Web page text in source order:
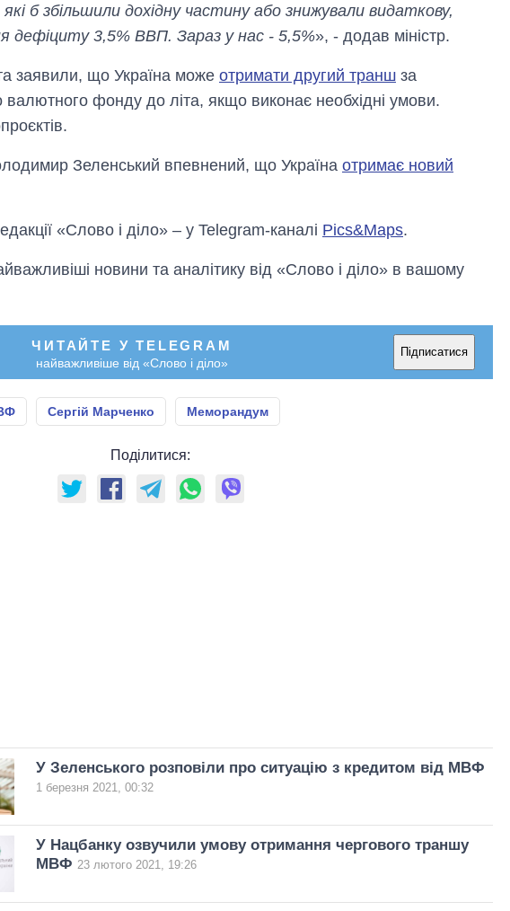
б збільшили дохідну частину або знижували видаткову,
дефіциту 3,5% ВВП. Зараз у нас - 5,5%», - додав міністр.
заявили, що Україна може отримати другий транш за
фонду до літа, якщо виконає необхідні умови.
Зеленський впевнений, що Україна отримає новий
«Слово і діло» – у Telegram-каналі Pics&Maps.
новини та аналітику від «Слово і діло» в вашому
ЧИТАЙТЕ У TELEGRAM
найважливіше від «Слово і діло»
Підписатися
Сергій Марченко Меморандум
Поділитися:
У Зеленського розповіли про ситуацію з кредитом від МВФ
1 березня 2021, 00:32
У Нацбанку озвучили умову отримання чергового траншу
МВФ 23 лютого 2021, 19:26
Від 1 місяця – до 5
років: хто і як
довго обіймав
СЗР